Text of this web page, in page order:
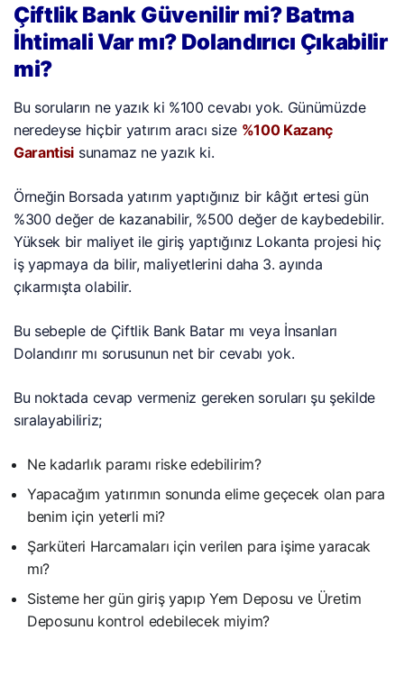
Çiftlik Bank Güvenilir mi? Batma
İhtimali Var mı? Dolandırıcı Çıkabilir
mi?
Bu soruların ne yazık ki %100 cevabı yok. Günümüzde
neredeyse hiçbir yatırım aracı size %100 Kazanç
Garantisi sunamaz ne yazık ki.
Örneğin Borsada yatırım yaptığınız bir kâğıt ertesi gün
%300 değer de kazanabilir, %500 değer de kaybedebilir.
Yüksek bir maliyet ile giriş yaptığınız Lokanta projesi hiç
iş yapmaya da bilir, maliyetlerini daha 3. ayında
çıkarmışta olabilir.
Bu sebeple de Çiftlik Bank Batar mı veya İnsanları
Dolandırır mı sorusunun net bir cevabı yok.
Bu noktada cevap vermeniz gereken soruları şu şekilde
sıralayabiliriz;
Ne kadarlık paramı riske edebilirim?
Yapacağım yatırımın sonunda elime geçecek olan para
benim için yeterli mi?
Şarküteri Harcamaları için verilen para işime yaracak
mı?
Sisteme her gün giriş yapıp Yem Deposu ve Üretim
Deposunu kontrol edebilecek miyim?